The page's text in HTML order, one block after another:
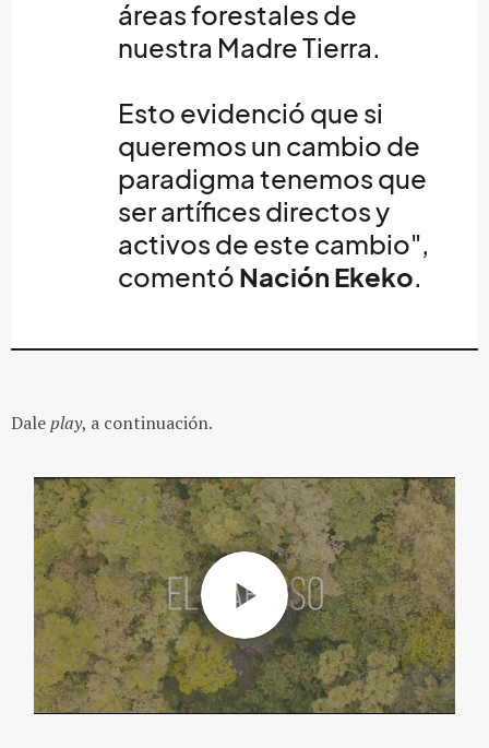
áreas forestales de
nuestra Madre Tierra.
Esto evidenció que si
queremos un cambio de
paradigma tenemos que
ser artífices directos y
activos de este cambio",
comentó Nación Ekeko.
Daleplay, a continuación.